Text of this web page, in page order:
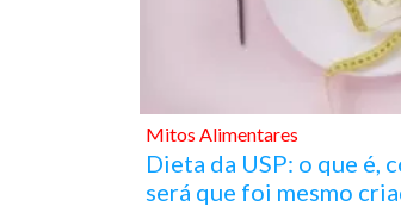
Mitos Alimentares
Dieta da USP: o que é,
será que foi mesmo